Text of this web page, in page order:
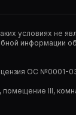
условиях не
информации
ОС №0001-
помещение III,